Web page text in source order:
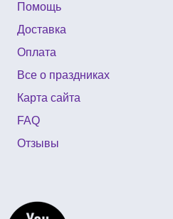
киев
купить
свечи для торта
фигур
лол
воздушный шар
мальчика
стаканы
Помощь
Доставка
Оплата
Все о праздниках
Карта сайта
FAQ
Отзывы